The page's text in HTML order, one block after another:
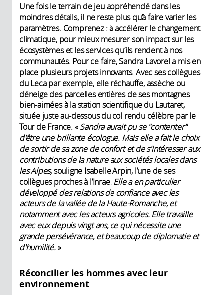
Une fois le terrain de jeu appréhendé dans les
moindres détails, il ne reste plus qu’à faire varier les
paramètres. Comprenez : à accélérer le changement
climatique, pour mieux mesurer son impact sur les
écosystèmes et les services qu’ils rendent à nos
communautés. Pour ce faire, Sandra Lavorel a mis en
place plusieurs projets innovants. Avec ses collègues
du Leca par exemple, elle réchauffe, assèche ou
déneige des parcelles entières de ses montagnes
bien-aimées à la station scientifique du Lautaret,
située juste au-dessous du col rendu célèbre par le
Tour de France. «Sandra aurait pu se "contenter"
d'être une brillante écologue. Mais elle a fait le choix
de sortir de sa zone de confort et de s'intéresser aux
contributions de la nature aux sociétés locales dans
les Alpes,souligne Isabelle Arpin, l’une de ses
collègues proches à l’Inrae. Elle a en particulier
développé des relations de confiance avec les
acteurs de la vallée de la Haute-Romanche, et
notamment avec les acteurs agricoles. Elle travaille
avec eux depuis vingt ans, ce qui nécessite une
grande persévérance, et beaucoup de diplomatie et
d'humilité.»
Réconcilier les hommes avec leur
environnement